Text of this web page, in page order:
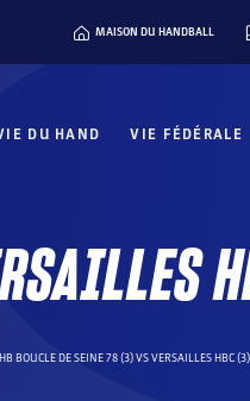
MAISON DU HANDBALL
DU HAND VIE FÉDÉRALE
HB BOUCLE DE SEINE 78 (3) VS VERSAILLES HBC (3)